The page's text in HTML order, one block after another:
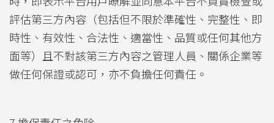
評估第三方內容（包括但不限於準確性、完整性、即
時性、有效性、合法性、適當性、品質或任何其他方
面等）且不對該第三方內容之管理人員、關係企業等
做任何保證或認可，亦不負擔任何責任。